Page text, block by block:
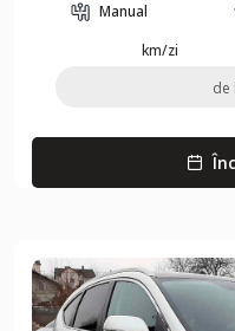
Manual
km/zi
de